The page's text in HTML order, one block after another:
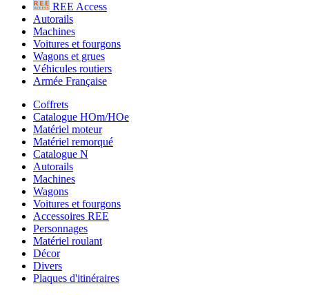
REE Access
Autorails
Machines
Voitures et fourgons
Wagons et grues
Véhicules routiers
Armée Française
Coffrets
Catalogue HOm/HOe
Matériel moteur
Matériel remorqué
Catalogue N
Autorails
Machines
Wagons
Voitures et fourgons
Accessoires REE
Personnages
Matériel roulant
Décor
Divers
Plaques d'itinéraires